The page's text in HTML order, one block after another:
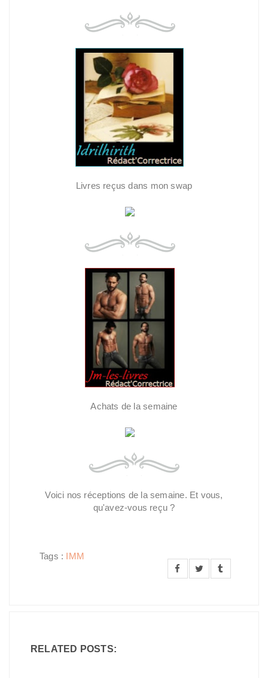
Livres reçus dans mon swap
Achats de la semaine
Voici nos réceptions de la semaine. Et vous,
qu'avez-vous reçu ?
Tags : IMM
RELATED POSTS: